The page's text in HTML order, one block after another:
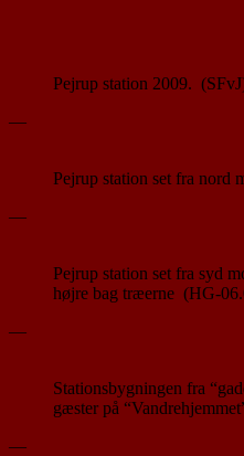
Pejrup station 2009.
—
Pejrup station set fra
—
Pejrup station set fra syd
højre bag træerne (HG-
—
Stationsbygningen fra
gæster på
—